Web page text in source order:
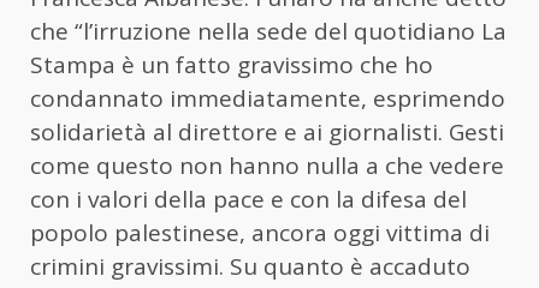
che “l’irruzione nella sede del quotidiano La
Stampa è un fatto gravissimo che ho
condannato immediatamente, esprimendo
solidarietà al direttore e ai giornalisti. Gesti
come questo non hanno nulla a che vedere
con i valori della pace e con la difesa del
popolo palestinese, ancora oggi vittima di
crimini gravissimi. Su quanto è accaduto